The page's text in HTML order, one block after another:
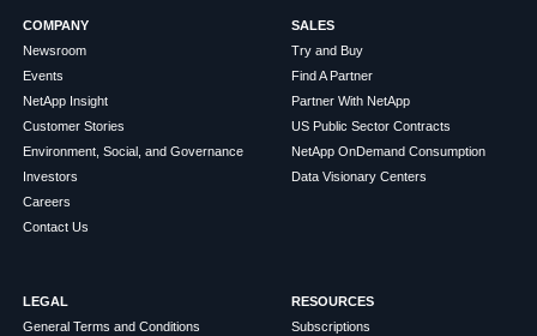
COMPANY
Newsroom
Events
NetApp Insight
Customer Stories
Environment, Social, and Governance
Investors
Careers
Contact Us
SALES
Try and Buy
Find A Partner
Partner With NetApp
US Public Sector Contracts
NetApp OnDemand Consumption
Data Visionary Centers
LEGAL
General Terms and Conditions
RESOURCES
Subscriptions